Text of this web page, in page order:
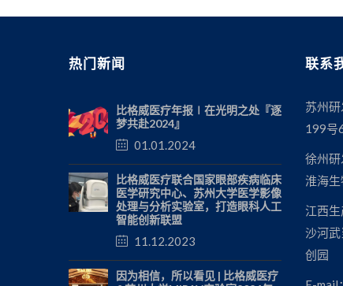
热门新闻
比格威医疗年报∣在光明之处『逐
梦共赴2024』
01.01.2024
比格威医疗联合国家眼部疾病临床
医学研究中心、苏州大学医学影像
处理与分析实验室，打造眼科人工
智能创新联盟
11.12.2023
因为相信，所以看见 | 比格威医疗
联系
苏州
199号
徐州
淮海
江西
沙河
创园